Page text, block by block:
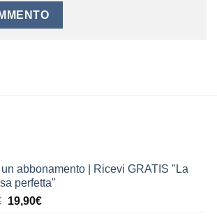
abbonamento | Ricevi GRATIS "La
perfetta"
Il
19,90€Il